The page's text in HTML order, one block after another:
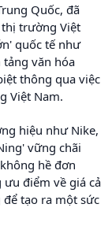
Quốc, đã
trường Việt
quốc tế như
văn hóa
thông qua việc
Việt Nam.
hiệu như Nike,
vững chãi
hề đơn
ưu điểm về giá cả
tạo ra một sức